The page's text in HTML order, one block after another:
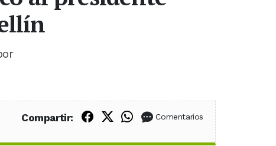
Compartir: Compartir en Facebook
Compartir en X (Twitter)
Compartir en WhatsApp
Comentarios